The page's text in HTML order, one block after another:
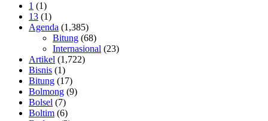
1 (1)
13 (1)
Agenda (1,385)
Bitung (68)
Internasional (23)
Artikel (1,722)
Bisnis (1)
Bitung (17)
Bolmong (9)
Bolsel (7)
Boltim (6)